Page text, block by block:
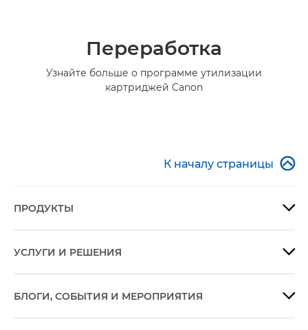
Переработка
Узнайте больше о программе утилизации
картриджей Canon
К началу страницы 
ПРОДУКТЫ 
УСЛУГИ И РЕШЕНИЯ 
БЛОГИ, СОБЫТИЯ И МЕРОПРИЯТИЯ 